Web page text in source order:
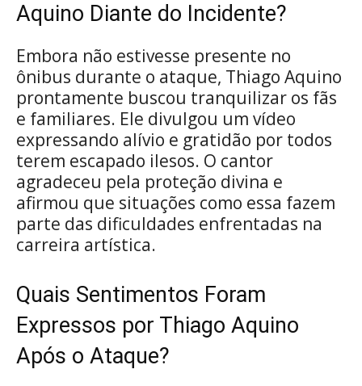
Aquino Diante do Incidente?
Embora não estivesse presente no
ônibus durante o ataque, Thiago Aquino
prontamente buscou tranquilizar os fãs
e familiares. Ele divulgou um vídeo
expressando alívio e gratidão por todos
terem escapado ilesos. O cantor
agradeceu pela proteção divina e
afirmou que situações como essa fazem
parte das dificuldades enfrentadas na
carreira artística.
Quais Sentimentos Foram
Expressos por Thiago Aquino
Após o Ataque?